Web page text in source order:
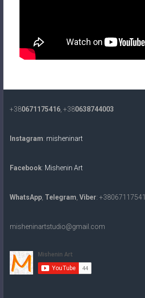
+380671175416, +380638744003
Instagram: misheninart
Facebook: Mishenin Art
WhatsApp, Telegram Viber:
misheninartstudio@gmail.com